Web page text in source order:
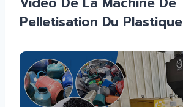
Pelletisation Du Plastique